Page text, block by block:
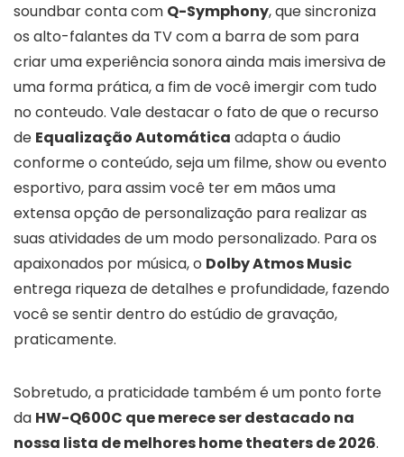
soundbar conta com Q-Symphony, que sincroniza
os alto-falantes da TV com a barra de som para
criar uma experiência sonora ainda mais imersiva de
uma forma prática, a fim de você imergir com tudo
no conteudo. Vale destacar o fato de que o recurso
de Equalização Automática adapta o áudio
conforme o conteúdo, seja um filme, show ou evento
esportivo, para assim você ter em mãos uma
extensa opção de personalização para realizar as
suas atividades de um modo personalizado. Para os
apaixonados por música, o Dolby Atmos Music
entrega riqueza de detalhes e profundidade, fazendo
você se sentir dentro do estúdio de gravação,
praticamente.
Sobretudo, a praticidade também é um ponto forte
da HW-Q600C que merece ser destacado na
nossa lista de melhores home theaters de 2026.